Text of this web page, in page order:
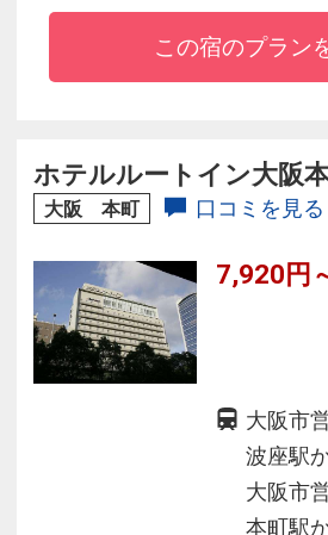
ス。
大阪の官公庁が集まる谷町４
客室は個別空調やシャワート
Ｎ・Ｗｉ-Ｆｉを全室に完備。
この宿のプラン
ホテルルートイン大阪
大阪 本町 口コミを見る
7,920円
大阪市
波座駅
大阪市
本町駅